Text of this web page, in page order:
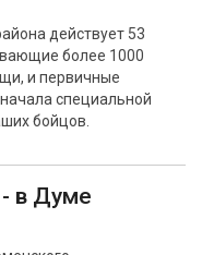
действует 53
более 1000
и первичные
специальной
бойцов.
в Думе